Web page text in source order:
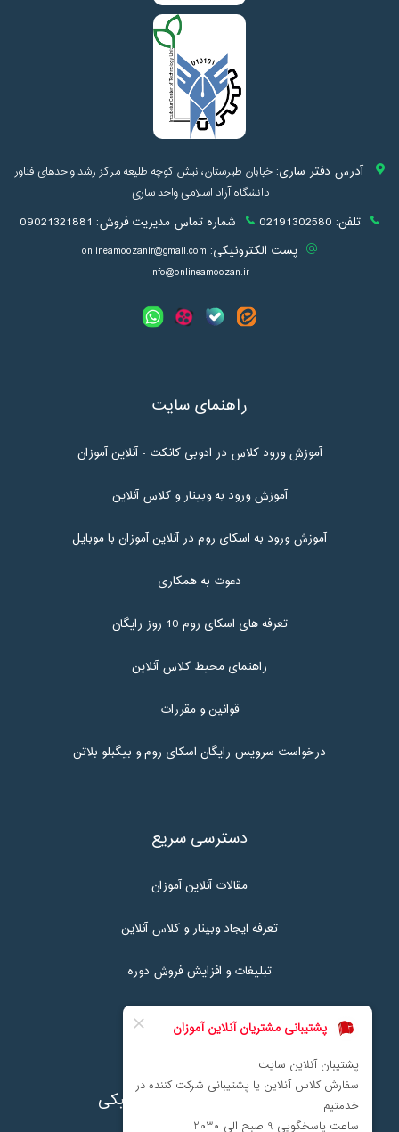
آدرس دفتر ساری:خیابان طبرستان، نبش کوچه طلیعه مرکز رشد واحدهای فناور
دانشگاه آزاد اسلامی واحد ساری
تلفن: 02191302580 شماره تماس مدیریت فروش: 09021321881
پست الکترونیکی: onlineamoozanir@gmail.com
info@onlineamoozan.ir
راهنمای سایت
آموزش ورود کلاس در ادوبی کانکت - آنلاین آموزان
آموزش ورود به وبینار و کلاس آنلاین
آموزش ورود به اسکای روم در آنلاین آموزان با موبایل
دعوت به همکاری
تعرفه های اسکای روم 10 روز رایگان
راهنمای محیط کلاس آنلاین
قوانین و مقررات
درخواست سرویس رایگان اسکای روم و بیگبلو بلاتن
دسترسی سریع
مقالات آنلاین آموزان
تعرفه ایجاد وبینار و کلاس آنلاین
تبلیغات و افزایش فروش دوره
نماد اعتماد پرداخت الکترونیکی